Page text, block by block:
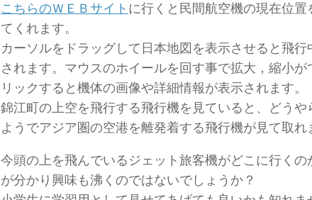
こちらのＷＥＢサイト に行くと民間航空機の現在位置
てくれます。
カーソルをドラッグして日本地図を表示させると飛
されます。マウスのホイールを回す事で拡大，縮小が
リックすると機体の画像や詳細情報が表示されます。
錦江町の上空を飛行する飛行機を見ていると、どうや
ようでアジア圏の空港を離発着する飛行機が見て取れ
今頭の上を飛んでいるジェット旅客機がどこに行く
が分かり興味も沸くのではないでしょうか？